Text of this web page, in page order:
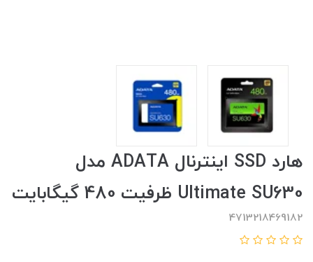
هارد SSD اینترنال ADATA مدل
Ultimate SU630 ظرفیت 480 گیگابایت
4713218469182